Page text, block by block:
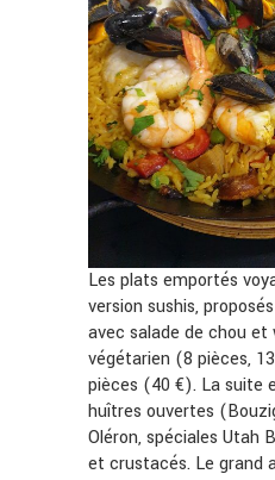
Les plats emportés
version sushis,
avec salade de chou et
végétarien (8 pièces,
pièces (40 €). La suite
huîtres ouvertes
Oléron, spéciales Utah
et crustacés. Le grand